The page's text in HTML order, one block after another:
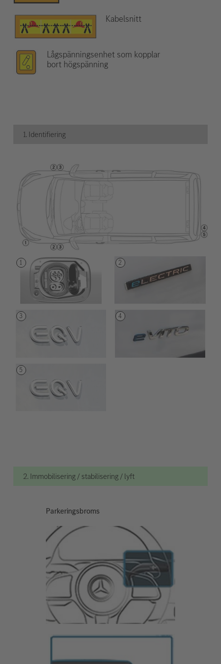
Kabelsnitt
Lågspänningsenhet som kopplar
bort högspänning
1. Identifiering
2. Immobilisering / stabilisering / lyft
Parkeringsbroms